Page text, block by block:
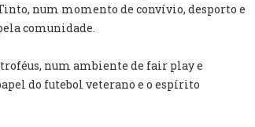
num momento de convívio, desporto e
comunidade.
num ambiente de fair play e
do futebol veterano e o espírito